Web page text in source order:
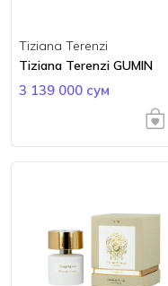
Tiziana Terenzi
Tiziana Terenzi GUMIN
3 139 000 сум